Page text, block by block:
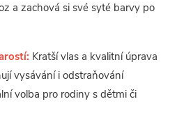
a zachová si své syté barvy po
Kratší vlas a kvalitní úprava
vysávání i odstraňování
volba pro rodiny s dětmi či